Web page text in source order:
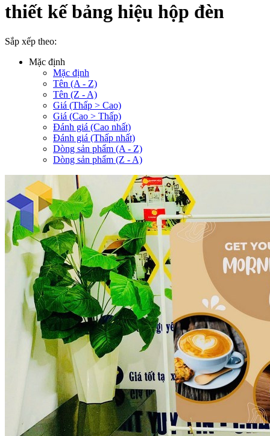
thiết kế bảng hiệu hộp đèn
Sắp xếp theo:
Mặc định
Mặc định
Tên (A - Z)
Tên (Z - A)
Giá (Thấp > Cao)
Giá (Cao > Thấp)
Đánh giá (Cao nhất)
Đánh giá (Thấp nhất)
Dòng sản phẩm (A - Z)
Dòng sản phẩm (Z - A)